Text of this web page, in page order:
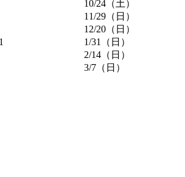
10/24（土）
11/29（日）
12/20（日）
1/31（日）
2/14（日）
3/7（日）